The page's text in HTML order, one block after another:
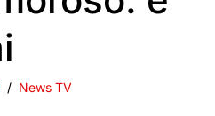
News TV